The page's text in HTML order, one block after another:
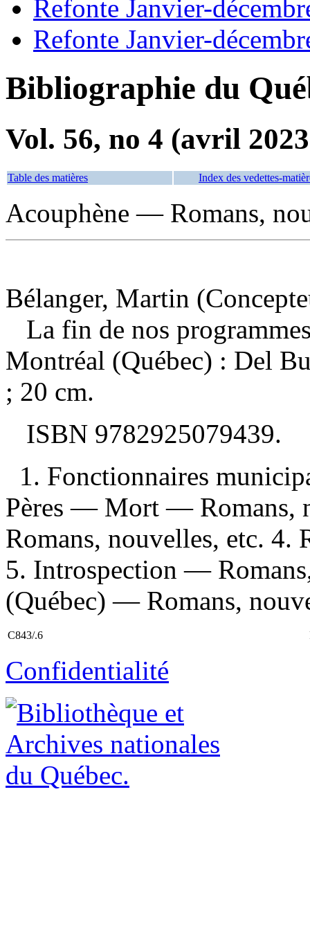
Refonte Janvier-
Refonte Janvier-
Bibliographie du
Vol. 56, no 4 (avril
Table des matières Index des vedettes-
Acouphène — Romans,
Bélanger, Martin
La fin de nos
Montréal (Québec) : Del
; 20 cm.
ISBN 9782925079439.
1. Fonctionnaires
Pères — Mort — Romans,
Romans, nouvelles, etc.
5. Introspection —
(Québec) — Romans,
C843/.6
Confidentialité